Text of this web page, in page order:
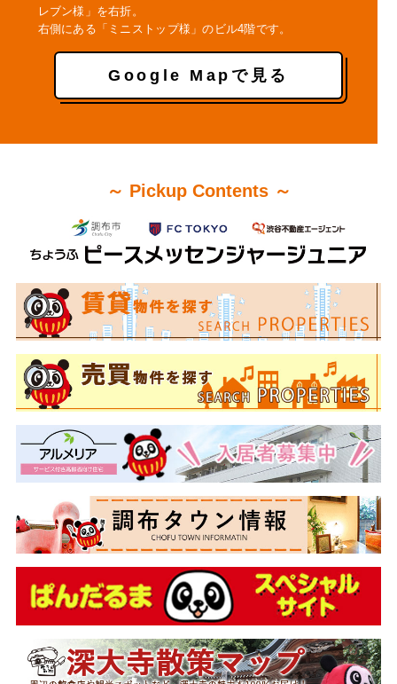
レブン様」を右折。
右側にある「ミニストップ様」のビル4階です。
Google Mapで見る
～ Pickup Contents ～